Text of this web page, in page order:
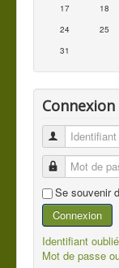
17
18
24
25
31
Connexion
Identifiant
Mot de
Se souvenir
Connexion
Identifiant
Mot de passe